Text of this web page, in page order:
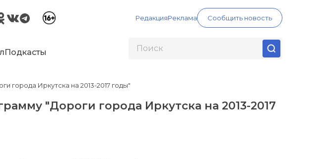
РедакцияРеклама Сообщить новость
Подкасты
города Иркутска на 2013-2017 годы"
"Дороги города Иркутска на 2013-2017